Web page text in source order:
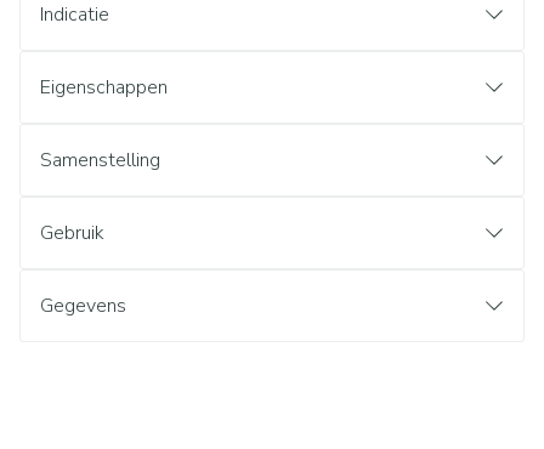
Indicatie
Eigenschappen
Samenstelling
Gebruik
Gegevens